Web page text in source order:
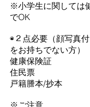
※小学生に関しては
でOK
◉２点必要（顔写真
をお持ちでない方）
健康保険証
住民票
戸籍謄本/抄本
※ご注意